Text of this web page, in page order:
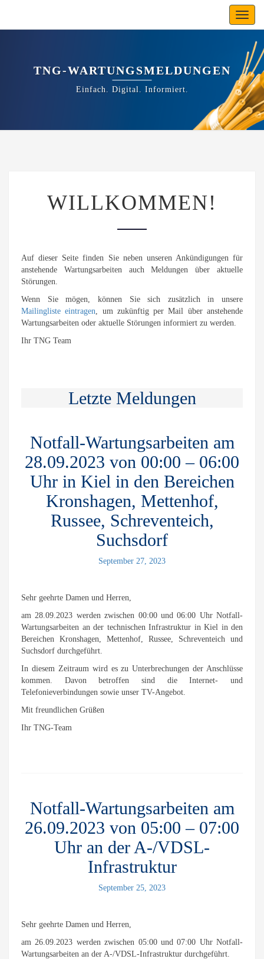
Toggle
TNG-WARTUNGSMELDUNGEN
Einfach. Digital. Informiert.
WILLKOMMEN!
Auf dieser Seite finden Sie neben unseren Ankündigungen für
anstehende Wartungsarbeiten auch Meldungen über aktuelle
Störungen.
Wenn Sie mögen, können Sie sich zusätzlich in unsere
Mailingliste eintragen, um zukünftig per Mail über anstehende
Wartungsarbeiten oder aktuelle Störungen informiert zu werden.
Ihr TNG Team
Letzte Meldungen
Notfall-Wartungsarbeiten am
28.09.2023 von 00:00 – 06:00
Uhr in Kiel in den Bereichen
Kronshagen, Mettenhof,
Russee, Schreventeich,
Suchsdorf
September 27, 2023
Sehr geehrte Damen und Herren,
am 28.09.2023 werden zwischen 00:00 und 06:00 Uhr Notfall-
Wartungsarbeiten an der technischen Infrastruktur in Kiel in den
Bereichen Kronshagen, Mettenhof, Russee, Schreventeich und
Suchsdorf durchgeführt.
In diesem Zeitraum wird es zu Unterbrechungen der Anschlüsse
kommen. Davon betroffen sind die Internet- und
Telefonieverbindungen sowie unser TV-Angebot.
Mit freundlichen Grüßen
Ihr TNG-Team
Notfall-Wartungsarbeiten am
26.09.2023 von 05:00 – 07:00
Uhr an der A-/VDSL-
Infrastruktur
September 25, 2023
Sehr geehrte Damen und Herren,
am 26.09.2023 werden zwischen 05:00 und 07:00 Uhr Notfall-
Wartungsarbeiten an der A-/VDSL-Infrastruktur durchgeführt.